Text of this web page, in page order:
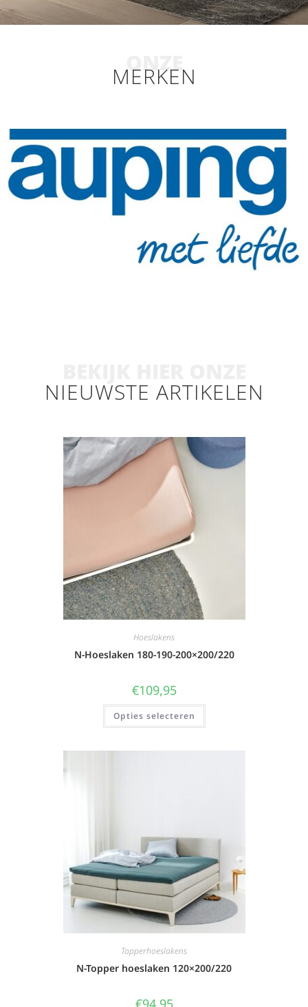
ONZE
MERKEN
NIEUWSTE ARTIKELEN
Hoeslakens
N-Hoeslaken 180-190-200×200/220
€109,95
Opties selecteren
Topperhoeslakens
N-Topper hoeslaken 120×200/220
€94,95